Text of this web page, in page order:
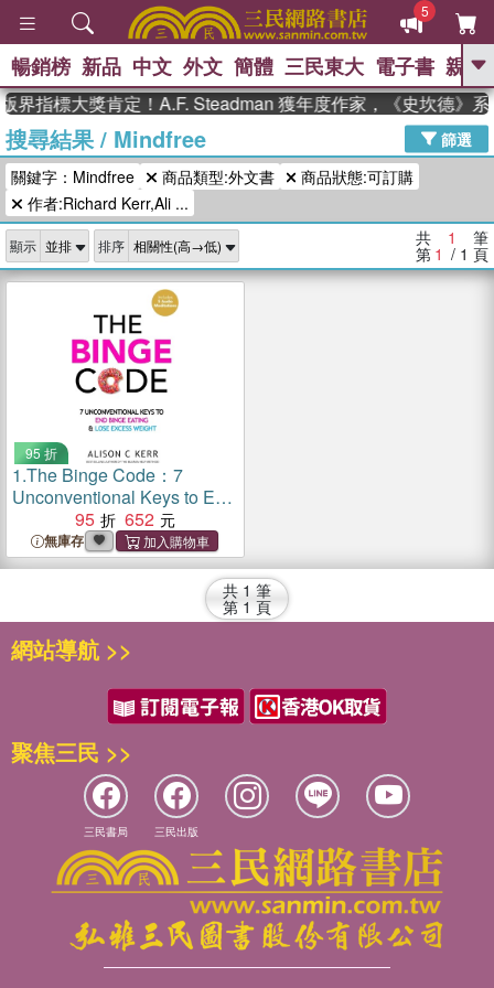
5
GO
高希均教授回憶錄
、 The Odyssey 、 父親節 、 花開錦
繡 、 暑期推薦 、 方念華 、
、 偉大的迷走神經 、 如果歷史是一
群喵
暢銷榜 新品 中文 外文 簡體 三民東大 電子書 親子
界指標大獎肯定！A.F. Steadman 獲年度作家，《史坎德》系
搜尋結果/ Mindfree
篩選
關鍵字：Mindfree
商品類型:外文書
商品狀態:可訂購
作者:Richard Kerr,Ali ...
顯示 排序 共 1 筆
第 1 / 1 頁
95 折
1.The Binge Code：7
Unconventional Keys to End
Binge Eating & Lose Excess
Weight
95 652
無庫存
共 1 筆
第 1 頁
網站導航 >>
聚焦三民 >>
三民書局 三民出版